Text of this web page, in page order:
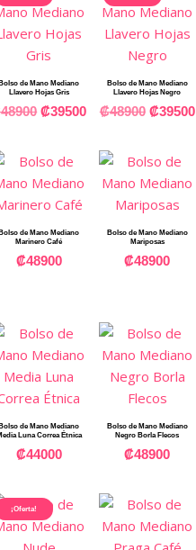
de Mano Mediano
Llavero Hojas Gris
48900 ₡39500
Bolso de Mano Mediano
Llavero Hojas Negro
₡48900 ₡39500
de Mano Mediano
Marinero Café
₡48900
Bolso de Mano Mediano
Mariposas
₡48900
de Mano Mediano
Luna Correa Étnica
₡44000
Bolso de Mano Mediano
Negro Borla Flecos
₡48900
¡Oferta!